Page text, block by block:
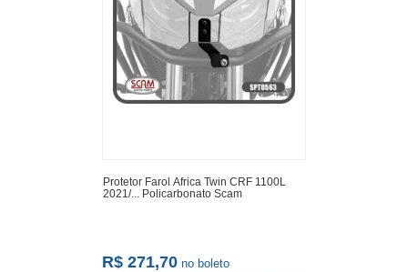
Protetor Farol Africa Twin CRF 1100L
2021/... Policarbonato Scam
R$ 271,70 no boleto